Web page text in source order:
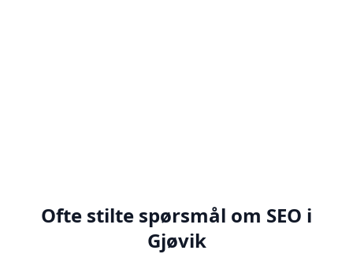
Ofte stilte spørsmål om SEO i
Gjøvik